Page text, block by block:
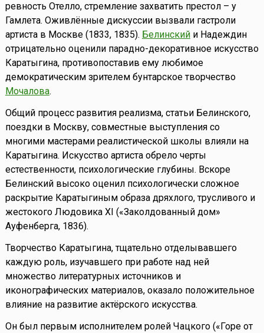
ревность Отелло, стремление захватить престол – у
Гамлета. Оживлённые дискуссии вызвали гастроли
артиста в Москве (1833, 1835). Белинскийи Надеждин
отрицательно оценили парадно-декоративное искусство
Каратыгина, противопоставив ему любимое
демократическим зрителем бунтарское творчество
Мочалова.
Общий процесс развития реализма, статьи Белинского,
поездки в Москву, совместные выступления со
многими мастерами реалистической школы влияли на
Каратыгина. Искусство артиста обрело черты
естественности, психологические глубины. Вскоре
Белинский высоко оценил психологически сложное
раскрытие Каратыгиным образа дряхлого, трусливого и
жестокого Людовика XI («Заколдованный дом»
Ауфенберга, 1836).
Творчество Каратыгина, тщательно отделывавшего
каждую роль, изучавшего при работе над ней
множество литературных источников и
иконографических материалов, оказало положительное
влияние на развитие актёрского искусства.
Он был первым исполнителем ролей Чацкого («Горе от